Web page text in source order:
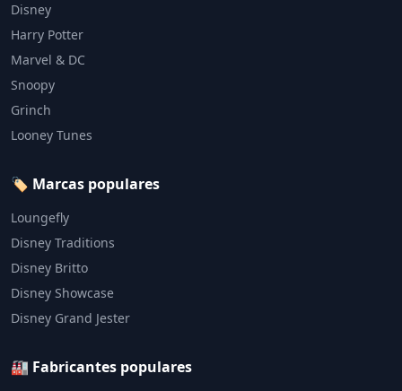
Disney
Harry Potter
Marvel & DC
Snoopy
Grinch
Looney Tunes
🏷️ Marcas populares
Loungefly
Disney Traditions
Disney Britto
Disney Showcase
Disney Grand Jester
🏭 Fabricantes populares